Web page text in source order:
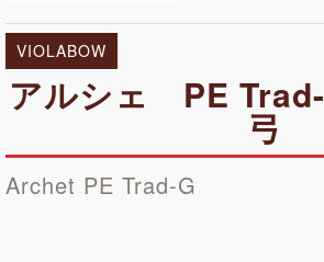
VIOLABOW
アルシェ PE
弓
Archet PE Trad-G